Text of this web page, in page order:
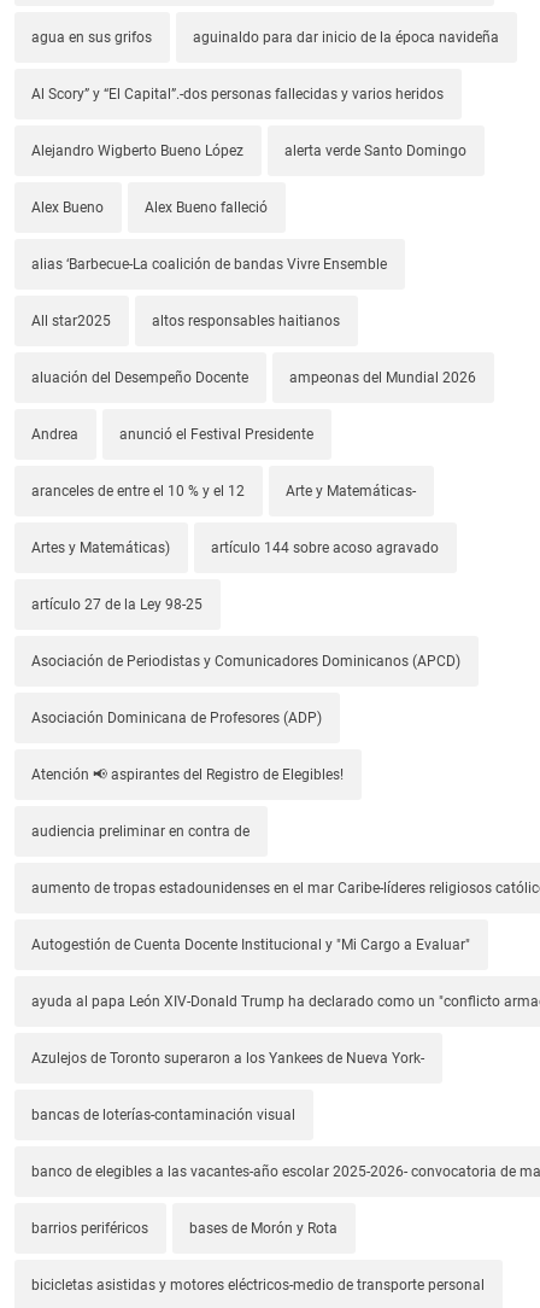
agua en sus grifos aguinaldo para dar inicio de la época navideña
Al Scory” y “El Capital”.-dos personas fallecidas y varios heridos
Alejandro Wigberto Bueno López alerta verde Santo Domingo
Alex Bueno Alex Bueno falleció
alias ‘Barbecue-La coalición de bandas Vivre Ensemble
All star2025 altos responsables haitianos
aluación del Desempeño Docente ampeonas del Mundial 2026
Andrea anunció el Festival Presidente
aranceles de entre el 10 % y el 12 Arte y Matemáticas-
Artes y Matemáticas) artículo 144 sobre acoso agravado
artículo 27 de la Ley 98-25
Asociación de Periodistas y Comunicadores Dominicanos (APCD)
Asociación Dominicana de Profesores (ADP)
Atención 📢 aspirantes del Registro de Elegibles!
audiencia preliminar en contra de
aumento de tropas estadounidenses en el mar Caribe-líderes religiosos
Autogestión de Cuenta Docente Institucional y "Mi Cargo a Evaluar"
ayuda al papa León XIV-Donald Trump ha declarado como un "conflicto
Azulejos de Toronto superaron a los Yankees de Nueva York-
bancas de loterías-contaminación visual
banco de elegibles a las vacantes-año escolar 2025-2026- convocatoria de
barrios periféricos bases de Morón y Rota
bicicletas asistidas y motores eléctricos-medio de transporte personal